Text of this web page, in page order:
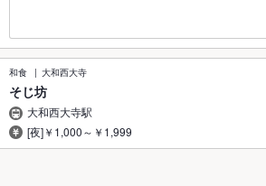
和食 大和西大寺
そじ坊
大和西大寺駅
[夜]￥1,000～￥1,999